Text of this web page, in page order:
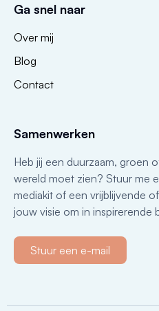
Ga snel naar
Over mij
Blog
Contact
Samenwerken
Heb jij een duurzaam, groen
wereld moet zien? Stuur me
mediakit of een vrijblijvende
jouw visie om in inspirerende
Stuur een e-mail